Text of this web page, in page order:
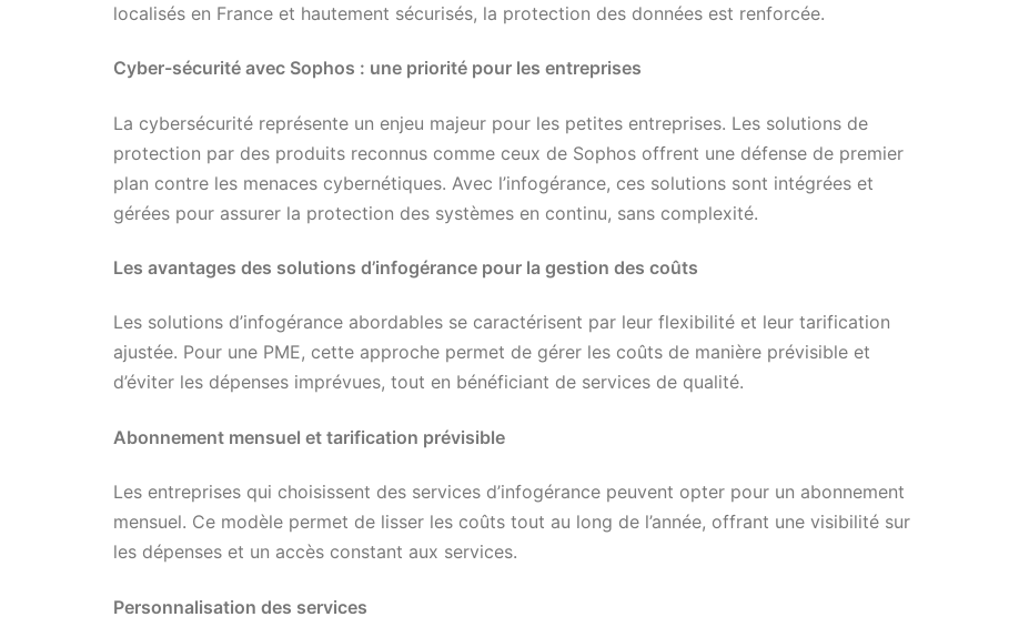
localisés en France et hautement sécurisés, la protection des données est renforcée.
Cyber-sécurité avec Sophos : une priorité pour les entreprises
La cybersécurité représente un enjeu majeur pour les petites entreprises. Les solutions de
protection par des produits reconnus comme ceux de Sophos offrent une défense de premier
plan contre les menaces cybernétiques. Avec l’infogérance, ces solutions sont intégrées et
gérées pour assurer la protection des systèmes en continu, sans complexité.
Les avantages des solutions d’infogérance pour la gestion des coûts
Les solutions d’infogérance abordables se caractérisent par leur flexibilité et leur tarification
ajustée. Pour une PME, cette approche permet de gérer les coûts de manière prévisible et
d’éviter les dépenses imprévues, tout en bénéficiant de services de qualité.
Abonnement mensuel et tarification prévisible
Les entreprises qui choisissent des services d’infogérance peuvent opter pour un abonnement
mensuel. Ce modèle permet de lisser les coûts tout au long de l’année, offrant une visibilité sur
les dépenses et un accès constant aux services.
Personnalisation des services